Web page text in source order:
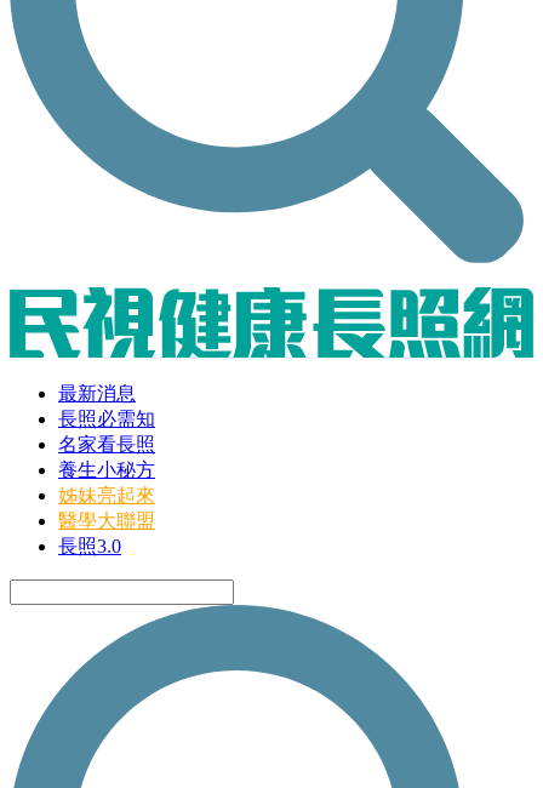
最新消息
長照必需知
名家看長照
養生小秘方
姊妹亮起來
醫學大聯盟
長照3.0